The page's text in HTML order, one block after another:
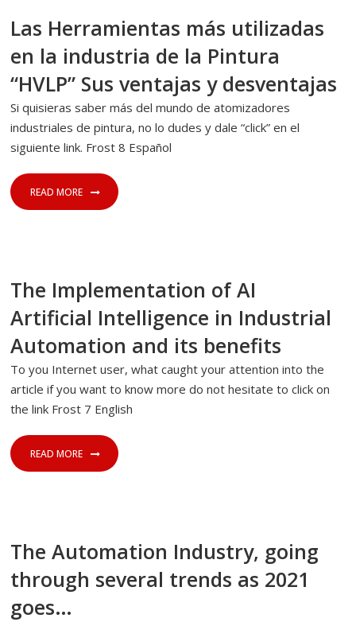
Las Herramientas más utilizadas
en la industria de la Pintura
“HVLP” Sus ventajas y desventajas
Si quisieras saber más del mundo de atomizadores
industriales de pintura, no lo dudes y dale “click” en el
siguiente link. Frost 8 Español
READ MORE
The Implementation of AI
Artificial Intelligence in Industrial
Automation and its benefits
To you Internet user, what caught your attention into the
article if you want to know more do not hesitate to click on
the link Frost 7 English
READ MORE
The Automation Industry, going
through several trends as 2021
goes…